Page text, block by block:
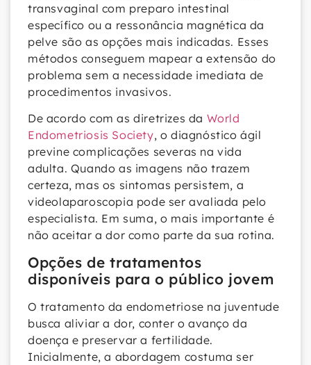
transvaginal com preparo intestinal
específico ou a ressonância magnética da
pelve são as opções mais indicadas. Esses
métodos conseguem mapear a extensão do
problema sem a necessidade imediata de
procedimentos invasivos.
De acordo com as diretrizes da World
Endometriosis Society, o diagnóstico ágil
previne complicações severas na vida
adulta. Quando as imagens não trazem
certeza, mas os sintomas persistem, a
videolaparoscopia pode ser avaliada pelo
especialista. Em suma, o mais importante é
não aceitar a dor como parte da sua rotina.
Opções de tratamentos
disponíveis para o público jovem
O tratamento da endometriose na juventude
busca aliviar a dor, conter o avanço da
doença e preservar a fertilidade.
Inicialmente, a abordagem costuma ser